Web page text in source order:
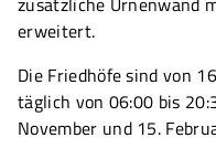
erweitert.
Die Friedhöfe sind von
täglich von 06:00 bis
November und 15.